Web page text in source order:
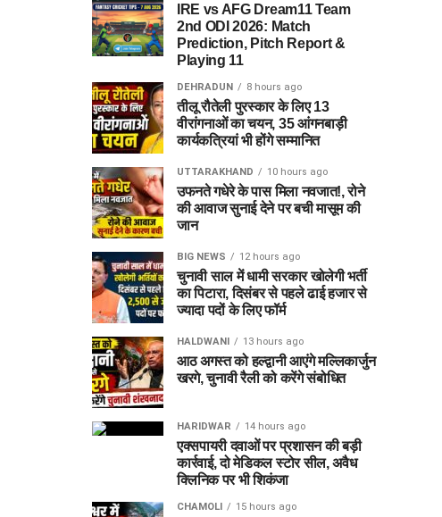
IRE vs AFG Dream11 Team
2nd ODI 2026: Match
Prediction, Pitch Report &
Playing 11
DEHRADUN 8 hours ago
तीलू रौतेली पुरस्कार के लिए 13
वीरांगनाओं का चयन, 35 आंगनबाड़ी
कार्यकत्रियां भी होंगे सम्मानित
UTTARAKHAND 10 hours ago
उफनते गधेरे के पास मिला नवजात!, रोने
की आवाज सुनाई देने पर बची मासूम की
जान
BIG NEWS 12 hours ago
चुनावी साल में धामी सरकार खोलेगी भर्ती
का पिटारा, दिसंबर से पहले ढाई हजार से
ज्यादा पदों के लिए फॉर्म
HALDWANI 13 hours ago
आठ अगस्त को हल्द्वानी आएंगे मल्लिकार्जुन
खरगे, चुनावी रैली को करेंगे संबोधित
HARIDWAR 14 hours ago
एक्सपायरी दवाओं पर प्रशासन की बड़ी
कार्रवाई, दो मेडिकल स्टोर सील, अवैध
क्लिनिक पर भी शिकंजा
CHAMOLI 15 hours ago